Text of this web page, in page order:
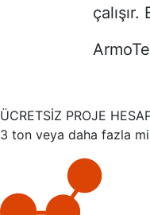
ÜCRETSİZ PROJE
3 ton veya daha fazla